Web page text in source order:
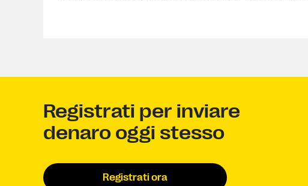
Registrati per inviare
denaro oggi stesso
Registrati ora